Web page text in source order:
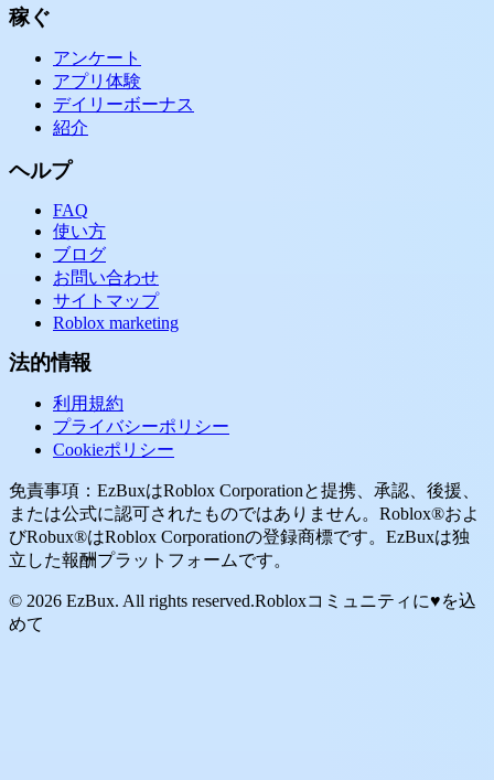
稼ぐ
アンケート
アプリ体験
デイリーボーナス
紹介
ヘルプ
FAQ
使い方
ブログ
お問い合わせ
サイトマップ
Roblox marketing
法的情報
利用規約
プライバシーポリシー
Cookieポリシー
免責事項：EzBuxはRoblox Corporationと提携、承認、後援、
または公式に認可されたものではありません。Roblox®およ
びRobux®はRoblox Corporationの登録商標です。EzBuxは独
立した報酬プラットフォームです。
© 2026 EzBux. All rights reserved.Robloxコミュニティに♥を込
めて